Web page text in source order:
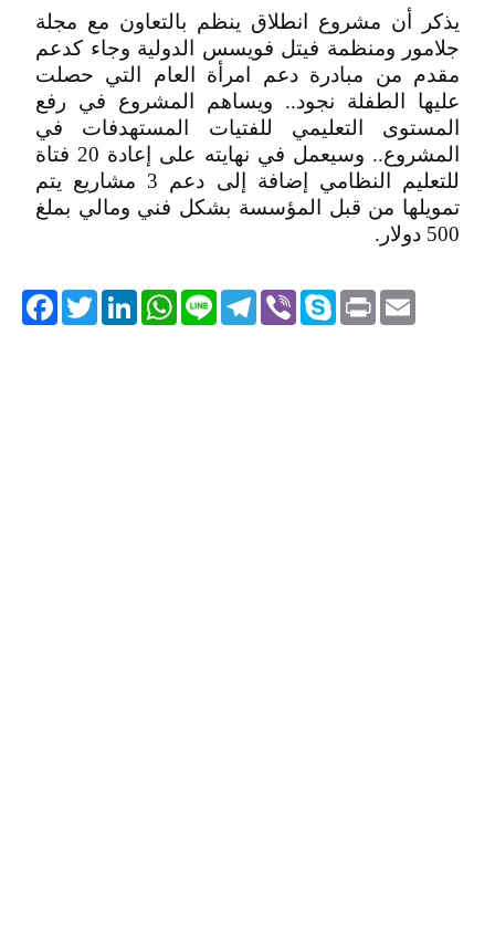
يذكر أن مشروع انطلاق ينظم بالتعاون مع مجلة
جلامور ومنظمة فيتل فويسس الدولية وجاء كدعم
مقدم من مبادرة دعم امرأة العام التي حصلت
عليها الطفلة نجود.. ويساهم المشروع في رفع
المستوى التعليمي للفتيات المستهدفات في
المشروع.. وسيعمل في نهايته على إعادة 20 فتاة
للتعليم النظامي إضافة إلى دعم 3 مشاريع يتم
تمويلها من قبل المؤسسة بشكل فني ومالي بملغ
500 دولار.
TwitterLinkedIn
WhatsApp Line
Telegram ViberSkype PrintEmail